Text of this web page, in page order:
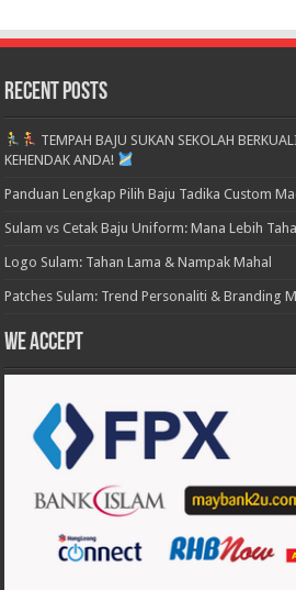
Recent Posts
TEMPAH BAJU SUKAN SEKOLAH
KEHENDAK ANDA!
Panduan Lengkap Pilih Baju Tadika Custom
Sulam vs Cetak Baju Uniform: Mana Lebih
Logo Sulam: Tahan Lama & Nampak Mahal
Patches Sulam: Trend Personaliti & Branding
We accept